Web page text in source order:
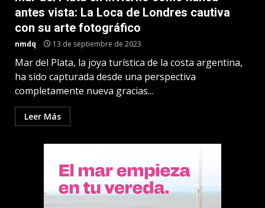
antes vista: La Loca de Londres cautiva
con su arte fotográfico
nmdq 13 de septiembre de 2023
Mar del Plata, la joya turística de la costa argentina,
ha sido capturada desde una perspectiva
completamente nueva gracias...
Leer Más